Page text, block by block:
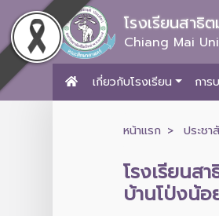
โรงเรียนสาธิ
Chiang Mai
เกี่ยวกับโรงเรียน การ
หน้าแรก ประช
โรงเรียนส
บ้านโป่งน้อ